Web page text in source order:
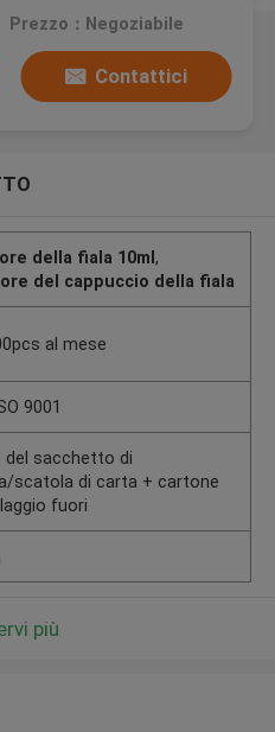
Prezzo：Negoziabile
Contattici
della fiala 10ml,
del cappuccio della fiala
al mese
9001
del sacchetto di
scatola di carta + cartone
fuori
più